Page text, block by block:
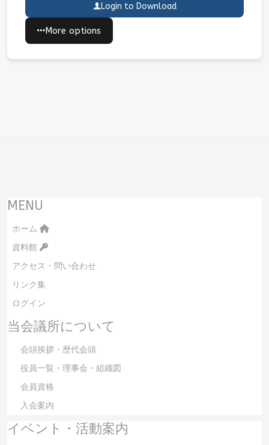
Login to Download
More options
MENU
ホーム
資料館
アクセス・問い合わせ
リンク集
ログイン
当会議所について
会頭挨拶・歴代会頭
役員一覧・理事会・組織図
会員資格
入会案内
イベント・活動案内